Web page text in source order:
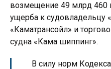
возмещение 49 млрд 460
ущерба к судовладельцу
«Каматрансойл» и
судна «Кама шиппинг».
В силу норм